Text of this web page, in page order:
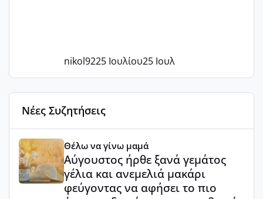
nikol9225 Ιουλίου25 Ιουλ
Νέες Συζητήσεις
Αύγουστος ήρθε ξανά γεμάτος γέλια και ανεμελιά
Θέλω να γίνω μαμά
Αύγουστος ήρθε ξανά γεμάτος
γέλια και ανεμελιά μακάρι
φεύγοντας να αφήσει το πιο